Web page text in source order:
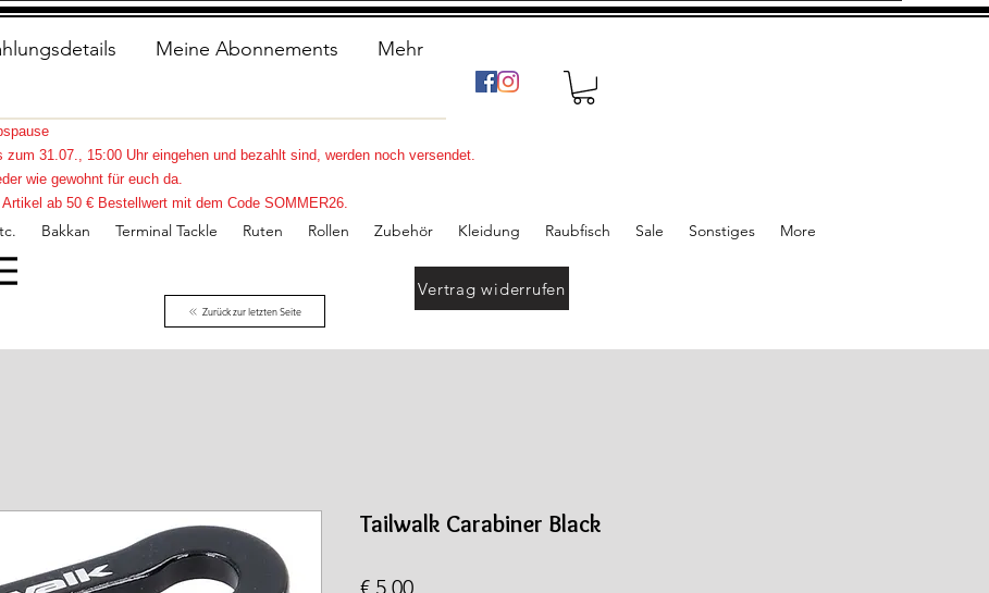
Meine Abonnements Mehr
Bakkan Terminal Tackle Ruten Rollen Zubehör Kleidung Raubfisch Sale Sonstiges More
31.07., 15:00 Uhr eingehen und bezahlt sind, werden noch versendet.
wie gewohnt für euch da.
ab 50 € Bestellwert mit dem Code SOMMER26.
Vertrag widerrufen
Zurück zur letzten Seite
Tailwalk Carabiner Black
€ 5,00Prijs